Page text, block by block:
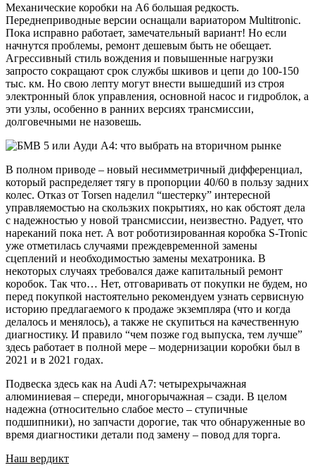
Механические коробки на А6 большая редкость.
Переднеприводные версии оснащали вариатором Multitronic.
Пока исправно работает, замечательный вариант! Но если
начнутся проблемы, ремонт дешевым быть не обещает.
Агрессивный стиль вождения и повышенные нагрузки
запросто сокращают срок службы шкивов и цепи до 100-150
тыс. км. Но свою лепту могут внести вышедший из строя
электронный блок управления, основной насос и гидроблок, а
эти узлы, особенно в ранних версиях трансмиссии,
долговечными не назовешь.
В полном приводе – новый несимметричный дифференциал,
который распределяет тягу в пропорции 40/60 в пользу задних
колес. Отказ от Torsen наделил “шестерку” интересной
управляемостью на скользких покрытиях, но как обстоят дела
с надежностью у новой трансмиссии, неизвестно. Радует, что
нареканий пока нет. А вот роботизированная коробка S-Tronic
уже отметилась случаями преждевременной замены
сцеплений и необходимостью замены мехатроника. В
некоторых случаях требовался даже капитальный ремонт
коробок. Так что… Нет, отговаривать от покупки не будем, но
перед покупкой настоятельно рекомендуем узнать сервисную
историю предлагаемого к продаже экземпляра (что и когда
делалось и менялось), а также не скупиться на качественную
диагностику. И правило “чем позже год выпуска, тем лучше”
здесь работает в полной мере – модернизации коробки был в
2021 и в 2021 годах.
Подвеска здесь как на Audi A7: четырехрычажная
алюминиевая – спереди, многорычажная – сзади. В целом
надежна (относительно слабое место – ступичные
подшипники), но запчасти дорогие, так что обнаруженные во
время диагностики детали под замену – повод для торга.
Наш вердикт